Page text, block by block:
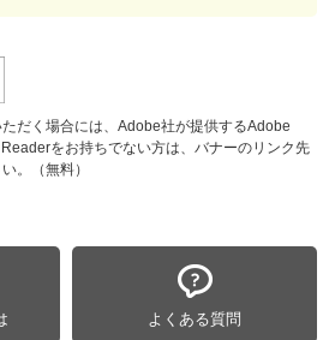
だく場合には、Adobe社が提供するAdobe
をお持ちでない方は、バナーのリンク先
。（無料）
よくある質問